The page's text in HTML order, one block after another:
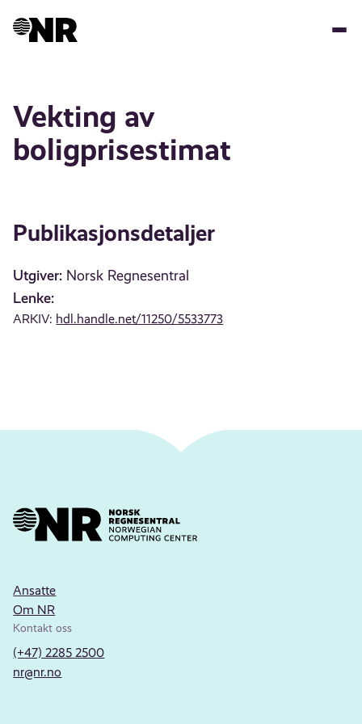
Vekting av
boligprisestimat
Publikasjonsdetaljer
Utgiver: Norsk Regnesentral
Lenke:
ARKIV: hdl.handle.net/11250/5533773
Ansatte
Om NR
Kontakt oss
(+47) 2285 2500
nr@nr.no